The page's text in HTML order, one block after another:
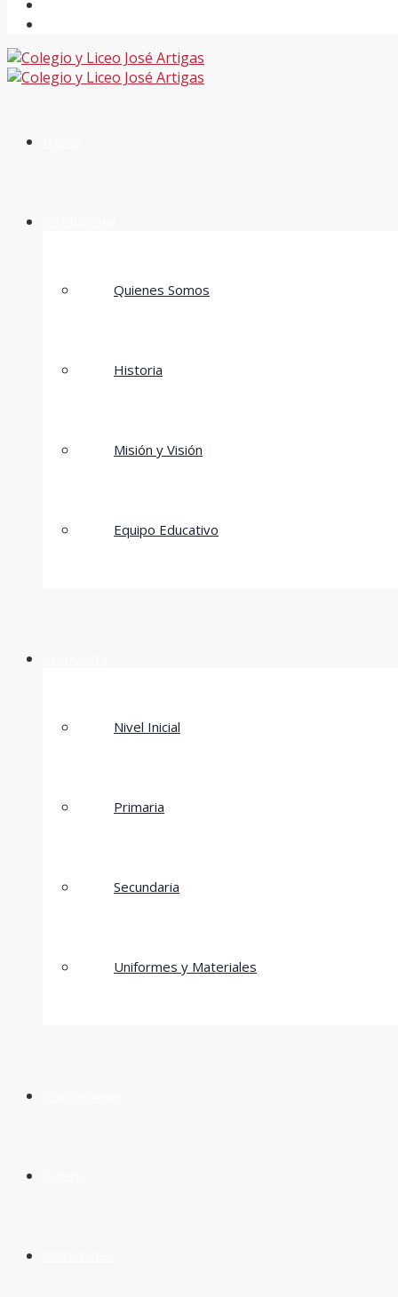
Quienes Somos
Historia
Misión y Visión
Equipo Educativo
Nivel Inicial
Primaria
Secundaria
Uniformes y Materiales